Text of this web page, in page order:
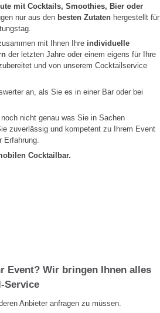
mit Cocktails, Smoothies, Bier oder
nur aus den besten Zutaten hergestellt für
mit Ihnen Ihre individuelle
der letzten Jahre oder einem eigens für Ihre
und von unserem Cocktailservice
an, als Sie es in einer Bar oder bei
nicht genau was Sie in Sachen
zuverlässig und kompetent zu Ihrem Event
Erfahrung.
Cocktailbar.
Event? Wir bringen Ihnen alles
Service
Anbieter anfragen zu müssen.